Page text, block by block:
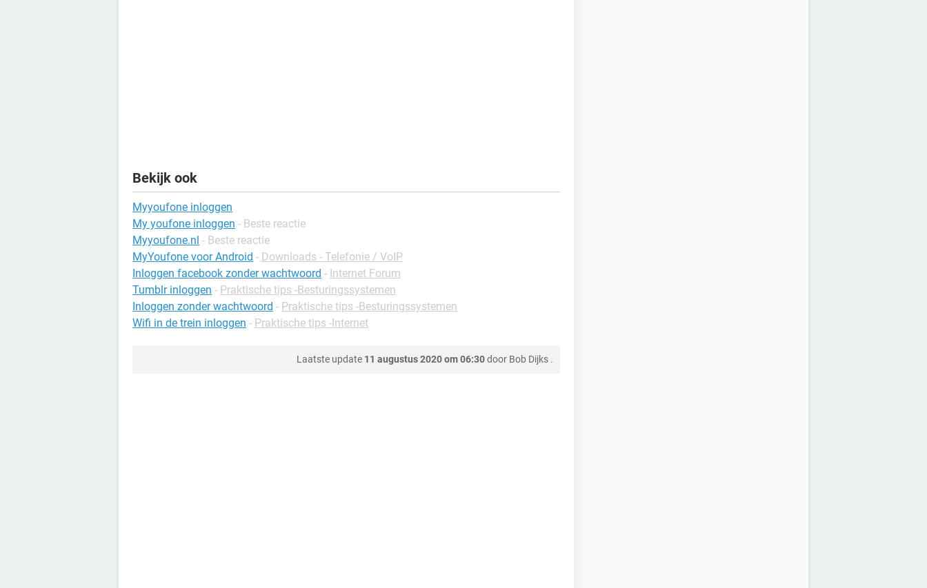
Bekijk ook
Myyoufone inloggen
My youfone inloggen - Beste reactie
Myyoufone.nl - Beste reactie
MyYoufone voor Android - Downloads - Telefonie / VoIP
Inloggen facebook zonder wachtwoord - Internet Forum
Tumblr inloggen - Praktische tips -Besturingssystemen
Inloggen zonder wachtwoord - Praktische tips -Besturingssystemen
Wifi in de trein inloggen - Praktische tips -Internet
Laatste update 11 augustus 2020 om 06:30door Bob Dijks .